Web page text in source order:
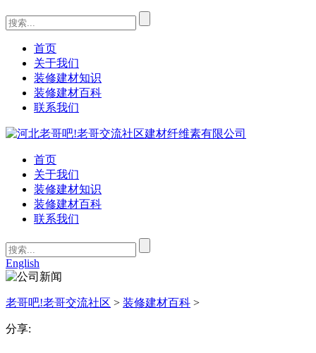
首页
关于我们
装修建材知识
装修建材百科
联系我们
首页
关于我们
装修建材知识
装修建材百科
联系我们
English
老哥吧!老哥交流社区 > 装修建材百科 >
分享: